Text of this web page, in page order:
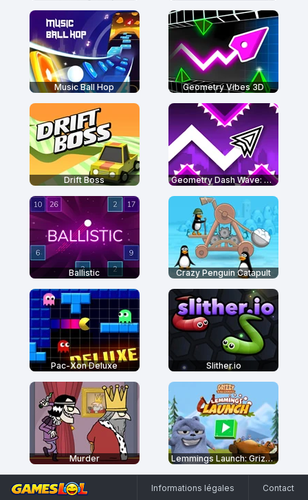
Music Ball Hop Geometry Vibes 3D
Drift Boss Geometry Dash Wave: Original
Ballistic Crazy Penguin Catapult
Pac-Xon Deluxe Slither.io
Murder Lemmings Launch: Grizzy & The Lemmings
Informations légales Contact